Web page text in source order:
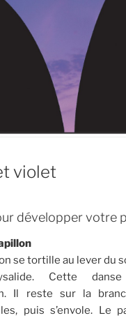
violet
développer votre
se tortille au lever du
Cette
Il reste sur la
puis s’envole. Le